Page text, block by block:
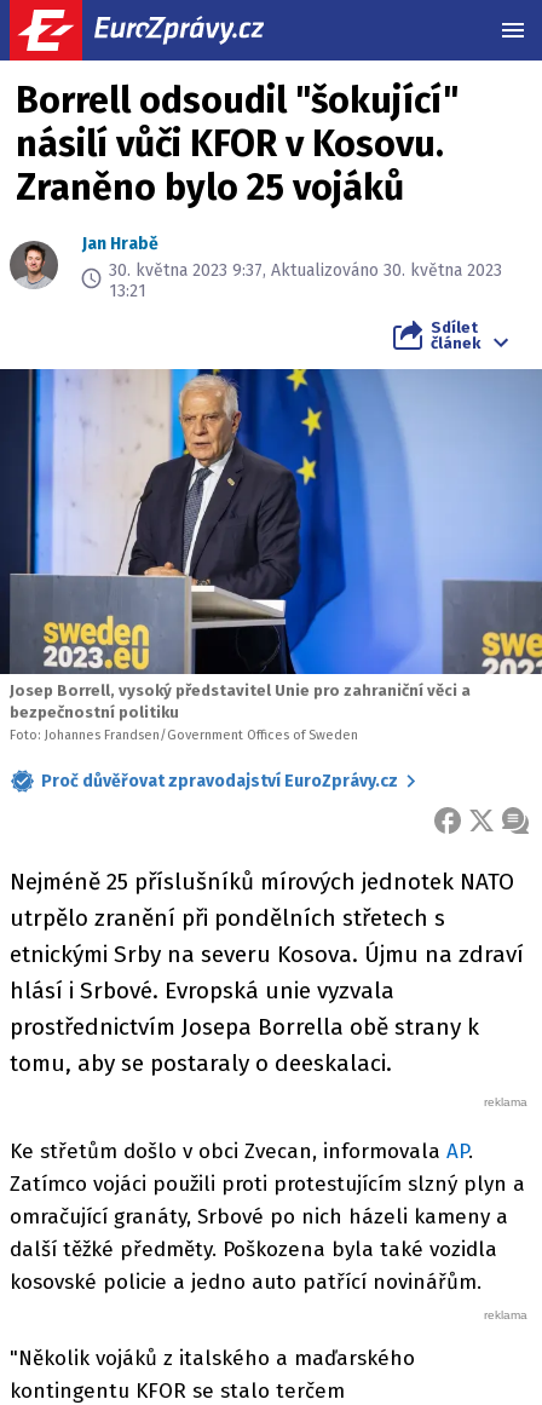
Borrell odsoudil "šokující"
násilí vůči KFOR v Kosovu.
Zraněno bylo 25 vojáků
Jan Hrabě
30. května 2023 9:37, Aktualizováno 30. května 2023
13:21
Sdílet
článek
Josep Borrell, vysoký představitel Unie pro zahraniční věci a
bezpečnostní politiku
Foto: Johannes Frandsen/Government Offices of Sweden
Proč důvěřovat zpravodajství EuroZprávy.cz
FACEBOOK
X
Nejméně 25 příslušníků mírových jednotek NATO
utrpělo zranění při pondělních střetech s
etnickými Srby na severu Kosova. Újmu na zdraví
hlásí i Srbové. Evropská unie vyzvala
prostřednictvím Josepa Borrella obě strany k
tomu, aby se postaraly o deeskalaci.
Ke střetům došlo v obci Zvecan, informovala AP.
Zatímco vojáci použili proti protestujícím slzný plyn a
omračující granáty, Srbové po nich házeli kameny a
další těžké předměty. Poškozena byla také vozidla
kosovské policie a jedno auto patřící novinářům.
"Několik vojáků z italského a maďarského
kontingentu KFOR se stalo terčem